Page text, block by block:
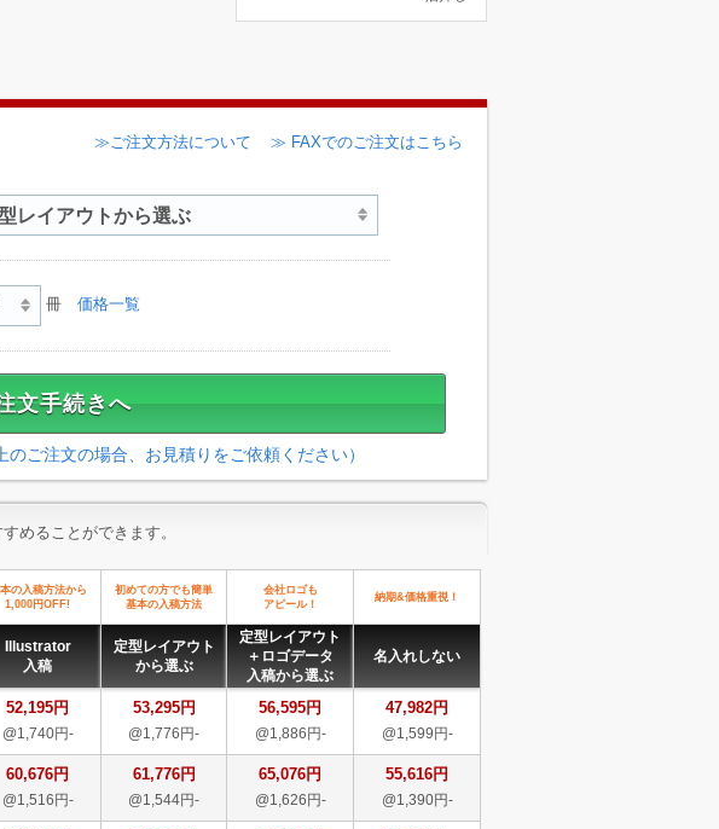
≫ご注文方法について ≫ FAXでのご注文はこちら
冊 価格一覧
ご注文の場合、お見積りをご依頼ください）
めることができます。
の入稿方法から
1,000円OFF!
初めての方でも簡単
基本の入稿方法
会社ロゴも
アピール！
納期&価格重視！
Illustrator
入稿
定型レイアウト
から選ぶ
定型レイアウト
＋ロゴデータ
入稿から選ぶ
名入れしない
52,195円
@1,740円-
53,295円
@1,776円-
56,595円
@1,886円-
47,982円
@1,599円-
60,676円
@1,516円-
61,776円
@1,544円-
65,076円
@1,626円-
55,616円
@1,390円-